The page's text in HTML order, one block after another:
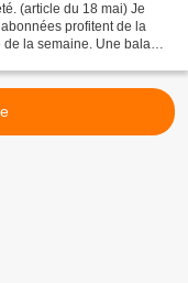
(article du 18 mai) Je
profitent de la
la semaine. Une balade